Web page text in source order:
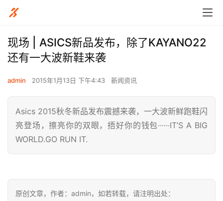
​现场 | ASICS新品发布，除了KAYANO22
还有一大波新鞋来袭
admin 2015年1月13日 下午4:43 新闻资讯
Asics 2015秋冬新品发布震撼来袭，一大波新鲜跑鞋闪
亮登场，擦亮你的双眼，捂好你的钱包······IT’S A BIG
WORLD.GO RUN IT.
原创文章，作者：admin，如若转载，请注明出处：